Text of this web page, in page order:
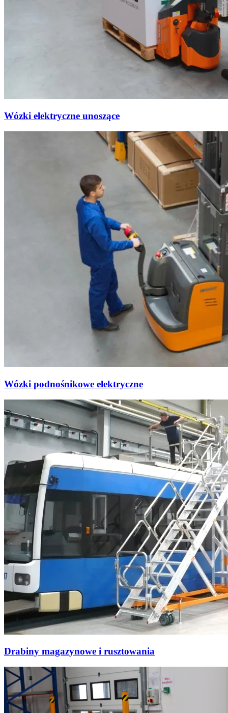
Wózki elektryczne unoszące
Wózki podnośnikowe elektryczne
Drabiny magazynowe i rusztowania